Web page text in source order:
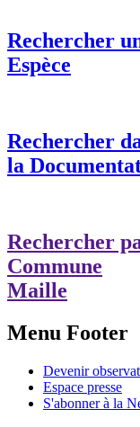
Rechercher
Espèce
Rechercher
la
Rechercher
Commune
Maille
Menu Footer
Devenir
Espace presse
S'abonner à la